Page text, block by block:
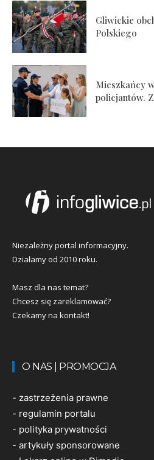
Gliwickie
Polskiego
Mieszkańcy
policjantów.
Niezależny portal informacyjny.
Działamy od 2010 roku.
Masz dla nas temat?
Chcesz się zareklamować?
Czekamy na kontakt!
O NAS | PROMOCJA
- zastrzeżenia prawne
- regulamin portalu
- polityka prywatności
- artykuły sponsorowane